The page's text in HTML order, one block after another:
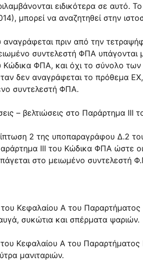
ειδικότερα σε
μπορεί να αναζητηθεί στην
πριν από την
συντελεστή ΦΠΑ
Κώδικα ΦΠΑ, και όχι το σύνολο
δεν αναγράφεται το πρόθεμα
συντελεστή ΦΠΑ.
– βελτιώσεις στο Παράρτημα III
2 της υποπαραγράφου Δ.2
ΙΙΙ του Κώδικα ΦΠΑ ώστε
στο μειωμένο συντελεστή
Κεφαλαίου Α του Παραρτήματος
συκώτια και σπέρματα ψαριών.
Κεφαλαίου Α του Παραρτήματος
μανιταριών.